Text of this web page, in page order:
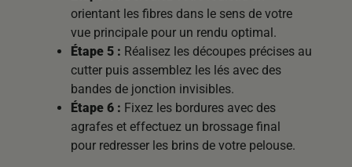
orientant les fibres dans le sens de votre
vue principale pour un rendu optimal.
Étape 5 : Réalisez les découpes précises au
cutter puis assemblez les lés avec des
bandes de jonction invisibles.
Étape 6 : Fixez les bordures avec des
agrafes et effectuez un brossage final
pour redresser les brins de votre pelouse.